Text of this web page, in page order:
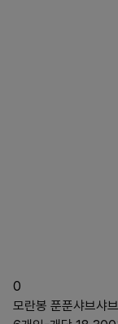
0
모란봉 푼푼샤브샤